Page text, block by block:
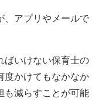
、アプリやメールで
ばいけない保育士の
度かけてもなかなか
も減らすことが可能